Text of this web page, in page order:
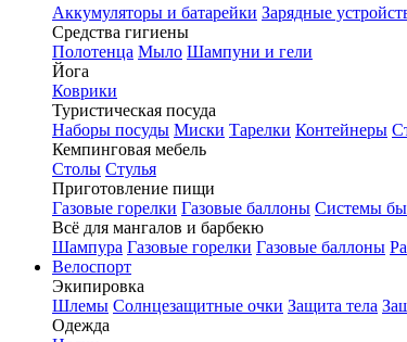
Аккумуляторы и батарейки Зарядные
Средства гигиены
Полотенца Мыло Шампуни и гели
Йога
Коврики
Туристическая посуда
Наборы посуды Миски Тарелки Контейнеры
Кемпинговая мебель
Столы Стулья
Приготовление пищи
Газовые горелки Газовые баллоны Системы
Всё для мангалов и барбекю
Шампура Газовые горелки Газовые баллоны
Велоспорт
Экипировка
Шлемы Солнцезащитные очки Защита тела
Одежда